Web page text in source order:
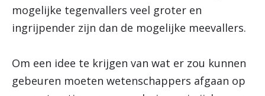
mogelijke tegenvallers veel groter en
ingrijpender zijn dan de mogelijke meevallers.
Om een idee te krijgen van wat er zou kunnen
gebeuren moeten wetenschappers afgaan op